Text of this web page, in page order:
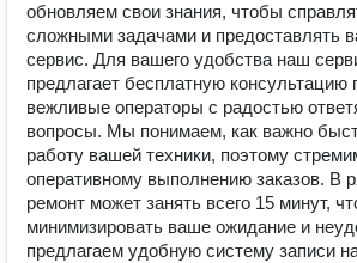
обновляем свои знания, чтобы
сложными задачами и предоставлять
сервис. Для вашего удобства наш
предлагает бесплатную консультацию
вежливые операторы с радостью
вопросы. Мы понимаем, как важно
работу вашей техники, поэтому
оперативному выполнению заказов. В
ремонт может занять всего 15 минут,
минимизировать ваше ожидание и
предлагаем удобную систему записи